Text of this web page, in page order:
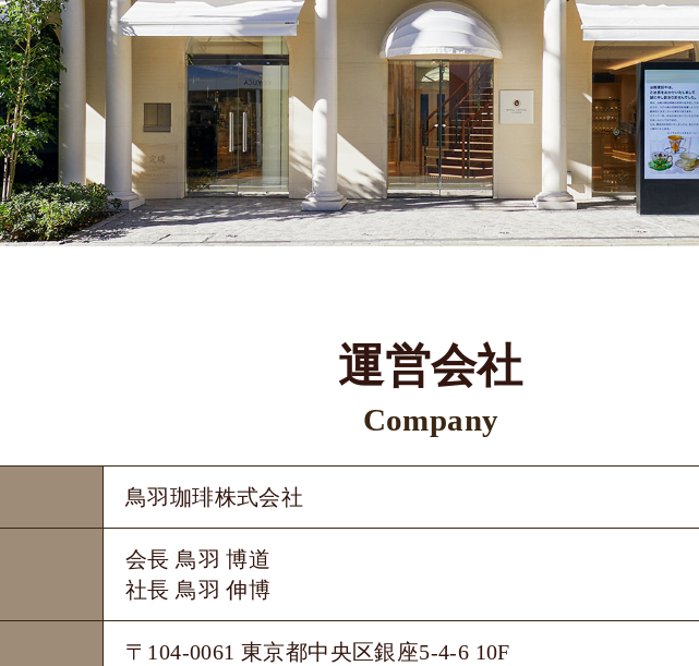
運営会社
Company
鳥羽珈琲株式会社
会長 鳥羽 博道
社長 鳥羽 伸博
〒104-0061 東京都中央区銀座5-4-6 10F